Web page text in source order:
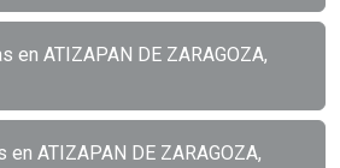
en ATIZAPAN DE ZARAGOZA,
ATIZAPAN DE ZARAGOZA,